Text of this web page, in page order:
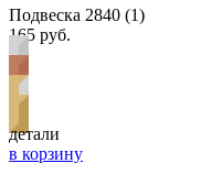
Подвеска 2840 (1)
165 руб.
детали
в корзину